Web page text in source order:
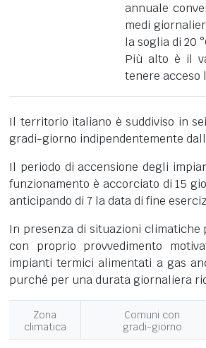
annuale
medi
la soglia di 20
Più alto è il
tenere acceso
Il territorio italiano è suddiviso in sei
gradi-giorno indipendentemente
Il periodo di accensione degli
funzionamento è accorciato di 15
anticipando di 7 la data di fine
In presenza di situazioni
con proprio provvedimento
impianti termici alimentati a gas
purché per una durata giornaliera
Zona
climatica
Comuni con
gradi-giorno